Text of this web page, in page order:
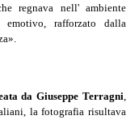
regnava nell' ambiente
rafforzato dalla
da Giuseppe Terragni,
ni, la fotografia risultava